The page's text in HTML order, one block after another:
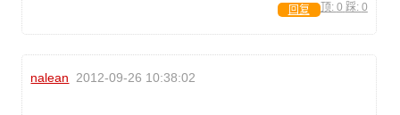
顶: 0 踩: 0
回复
nalean 2012-09-26 10:38:02